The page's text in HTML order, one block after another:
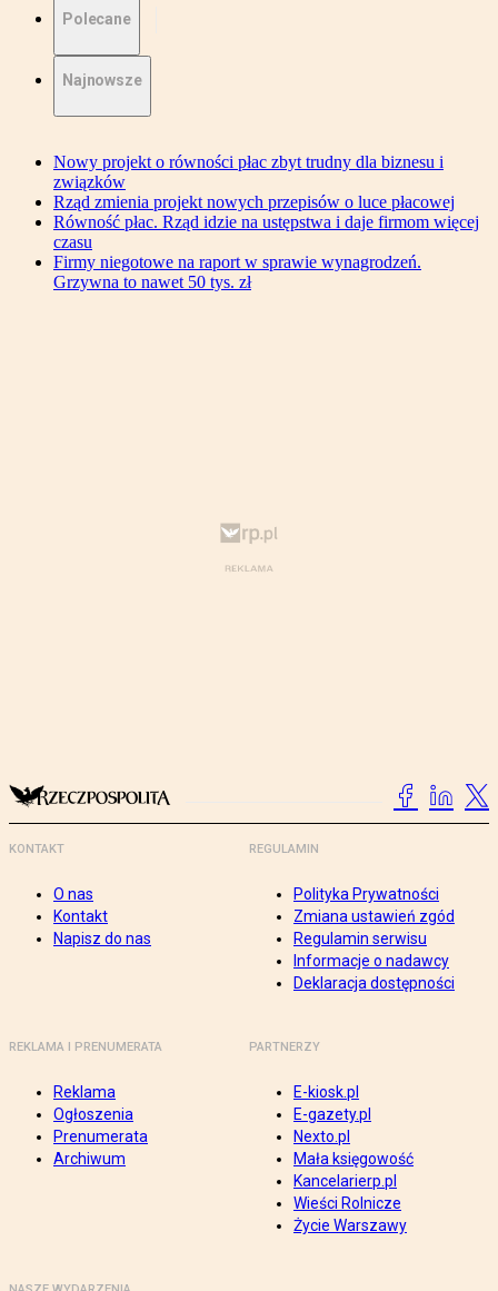
Polecane
Najnowsze
Nowy projekt o równości płac zbyt trudny dla biznesu i
związków
Rząd zmienia projekt nowych przepisów o luce płacowej
Równość płac. Rząd idzie na ustępstwa i daje firmom więcej
czasu
Firmy niegotowe na raport w sprawie wynagrodzeń.
Grzywna to nawet 50 tys. zł
KONTAKT
O nas
Kontakt
Napisz do nas
REGULAMIN
Polityka Prywatności
Zmiana ustawień zgód
Regulamin serwisu
Informacje o nadawcy
Deklaracja dostępności
REKLAMA I PRENUMERATA
Reklama
Ogłoszenia
Prenumerata
Archiwum
PARTNERZY
E-kiosk.pl
E-gazety.pl
Nexto.pl
Mała księgowość
Kancelarierp.pl
Wieści Rolnicze
Życie Warszawy